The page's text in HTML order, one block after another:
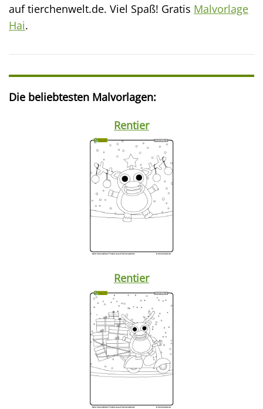
auf tierchenwelt.de. Viel Spaß! Gratis Malvorlage
Hai.
Die beliebtesten Malvorlagen:
Rentier
Rentier